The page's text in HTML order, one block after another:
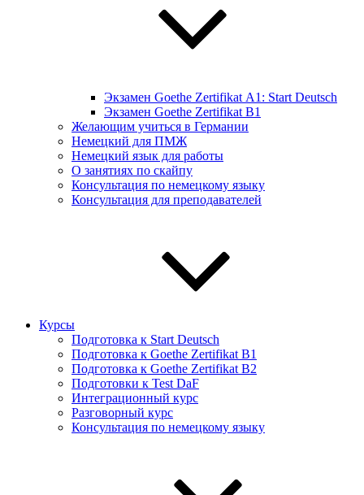
Экзамен Goethe Zertifikat А1: Start Deutsch
Экзамен Goethe Zertifikat B1
Желающим учиться в Германии
Немецкий для ПМЖ
Немецкий язык для работы
О занятиях по скайпу
Консультация по немецкому языку
Консультация для преподавателей
Курсы
Подготовка к Start Deutsch
Подготовка к Goethe Zertifikat B1
Подготовка к Goethe Zertifikat B2
Подготовки к Test DaF
Интеграционный курс
Разговорный курс
Консультация по немецкому языку